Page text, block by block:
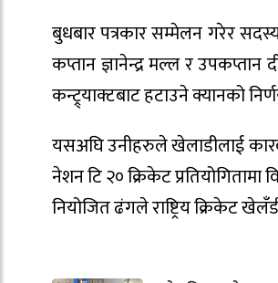
बुधबार पत्रकार सम्मेलन गरेर
कप्तान ज्ञानेन्द्र मल्ल र
कन्ट्र्याक्टबाट हटाउने क्यानको
यसअघि उनीहरुले खेलाडीलाई
नेशन टि २० क्रिकेट
नियोजित ढंगले राष्ट्रिय क्रिकेट